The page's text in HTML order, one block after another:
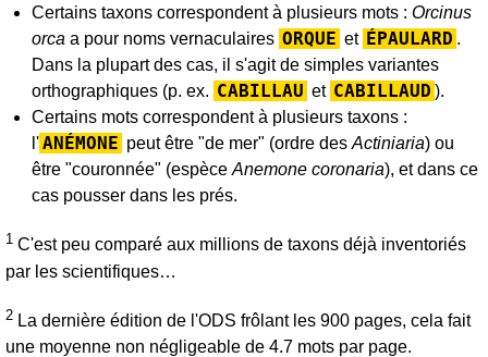
Certains taxons correspondent à plusieurs mots : Orcinus
orca a pour noms vernaculaires ORQUE et ÉPAULARD .
Dans la plupart des cas, il s'agit de simples variantes
orthographiques (p. ex. CABILLAU et CABILLAUD ).
Certains mots correspondent à plusieurs taxons :
l'ANÉMONE peut être "de mer" (ordre des Actiniaria) ou
être "couronnée" (espèce Anemone coronaria), et dans ce
cas pousser dans les prés.
1 C'est peu comparé aux millions de taxons déjà inventoriés
par les scientifiques…
2 La dernière édition de l'ODS frôlant les 900 pages, cela fait
une moyenne non négligeable de 4.7 mots par page.